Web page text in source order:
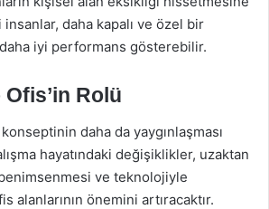
daha kapalı ve özel bir
daha iyi performans gösterebilir.
Rolü
daha da yaygınlaşması
hayatındaki değişiklikler, uzaktan
ve teknolojiyle
alanlarının önemini artıracaktır.